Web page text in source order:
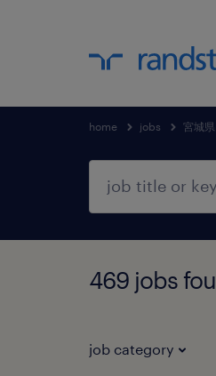
home jobs 宮城県
469 jobs
job category